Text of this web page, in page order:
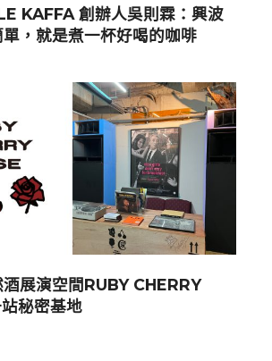
KAFFA 創辦人吳則霖：興波
，就是煮一杯好喝的咖啡
展演空間RUBY CHERRY
秘密基地